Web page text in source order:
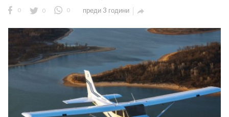
0 0 0 преди 3 години 